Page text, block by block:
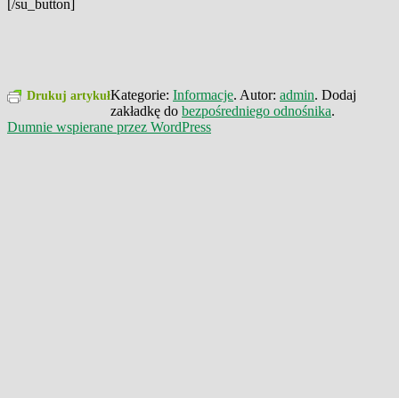
[/su_button]
Drukuj artykułKategorie: Informacje. Autor: admin. Dodaj
zakładkę do bezpośredniego odnośnika.
Dumnie wspierane przez WordPress